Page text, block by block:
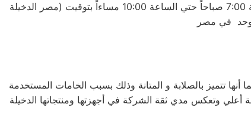
يعمل علي مدار 15 ساعة يومياً طوال ايام الاسبوع (15/7) لتلقي بلاغات الاعطال والصيانة الدخيلة وذلك من الساعة 7:00 صباحاً حتي الساعة 10:00 مساءاً بتوقيت (مصر الدخيلة
تتميز بالصلابة و المتانة وذلك بسبب الخامات المستخدمة